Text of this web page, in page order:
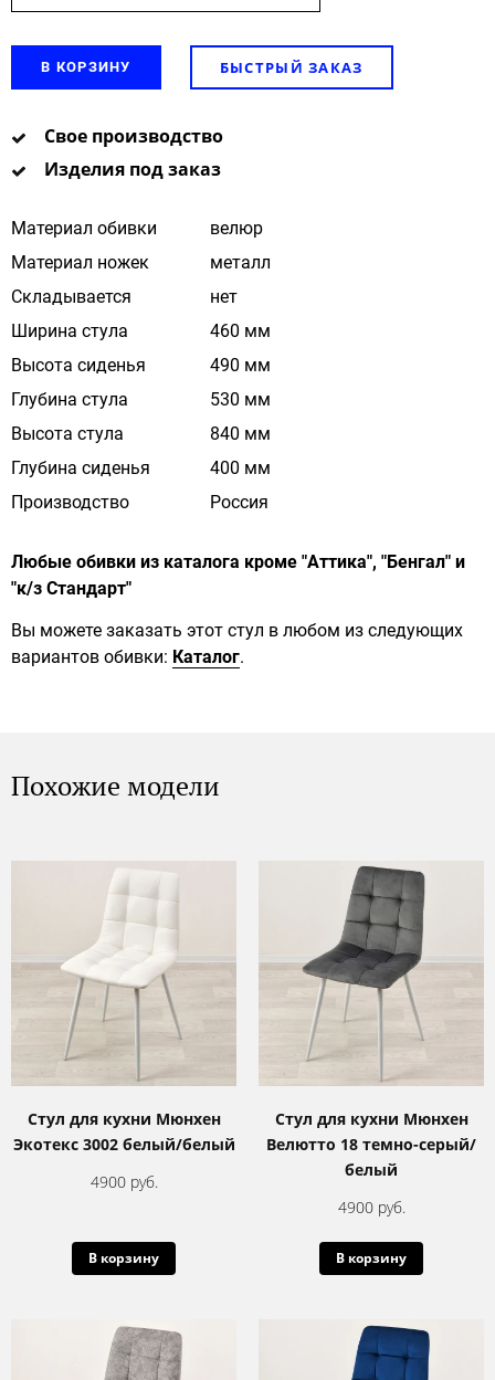
В КОРЗИНУ БЫСТРЫЙ ЗАКАЗ
Свое производство
Изделия под заказ
Материал обивки
велюр
Материал ножек
металл
Складывается
нет
Ширина стула
460 мм
Высота сиденья
490 мм
Глубина стула
530 мм
Высота стула
840 мм
Глубина сиденья
400 мм
Производство
Россия
Любые обивки из каталога кроме "Аттика", "Бенгал" и
"к/з Стандарт"
Вы можете заказать этот стул в любом из следующих
вариантов обивки: Каталог.
Похожие модели
Стул для кухни Мюнхен
Экотекс 3002 белый/белый
4900 руб.
В корзину
Стул для кухни Мюнхен
Велютто 18 темно-серый/
белый
4900 руб.
В корзину